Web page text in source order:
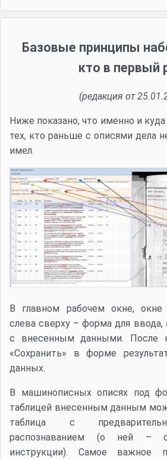
Базовые принципы
кто в первый
(редакция от
Ниже показано, что именно и
тех, кто раньше с описями дела
имел.
В главном рабочем окне, окне
слева сверху – форма для ввода,
с внесенным данными. После
«Сохранить» в форме
данных.
В машинописных описях под
таблицей внесенным данным
таблица с
распознаванием (о ней –
инструкции). Самое важное